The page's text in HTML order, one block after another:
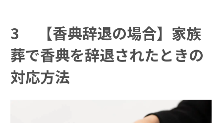
3
【香典辞退の場合】家族
葬で香典を辞退されたときの
対応方法